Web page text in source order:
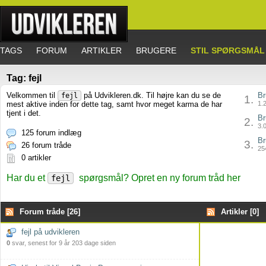
TAGS FORUM ARTIKLER BRUGERE STIL SPØRGSMÅL
Tag: fejl
Velkommen til fejl
på Udvikleren.dk. Til højre kan du se de
mest aktive inden for dette tag, samt hvor meget karma de har
tjent i det.
125 forum indlæg
26 forum tråde
0 artikler
1.
2.
3.
Har du et fejl spørgsmål? Opret en ny forum tråd her
Forum tråde [26] Artikler [0]
fejl på udvikleren
0 svar, senest for 9 år 203 dage siden